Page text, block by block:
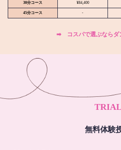
30分コース ¥84,400
45分コース -
➡︎ コスパで選ぶならダ
TRIAL
無料体験